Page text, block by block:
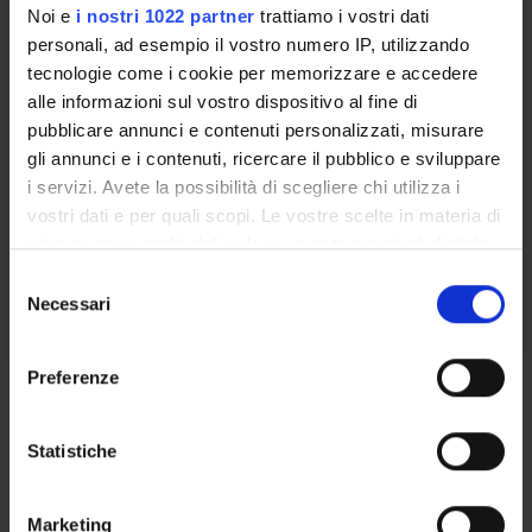
Noi e i nostri 1022 partner trattiamo i vostri dati
personali, ad esempio il vostro numero IP, utilizzando
tecnologie come i cookie per memorizzare e accedere
alle informazioni sul vostro dispositivo al fine di
pubblicare annunci e contenuti personalizzati, misurare
gli annunci e i contenuti, ricercare il pubblico e sviluppare
i servizi. Avete la possibilità di scegliere chi utilizza i
vostri dati e per quali scopi. Le vostre scelte in materia di
privacy sono applicabili solo su questa proprietà digitale
modificare o revocare il proprio consenso in qualsiasi
momento dalla Dichiarazione sui cookie o facendo clic
raccogliere informazioni sulla tua posizione
geografica, con un'approssimazione di qualche
Necessari
Preferenze
Statistiche
Marketing
Credits
1
Period
1° e 2° semestre (corsi annuali) PROFESSIONI
SANITARIE
Academic staff
Giuseppe Bertini
Lessons timetable
The course introduces the student to the ability of describing
the human’s body structure (both considering the macroscopic